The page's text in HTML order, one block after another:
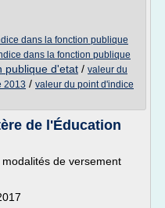
dans la fonction publique
dans la fonction publique
publique d'etat / valeur du
2013 / valeur du point d'indice
de l'Éducation
de versement